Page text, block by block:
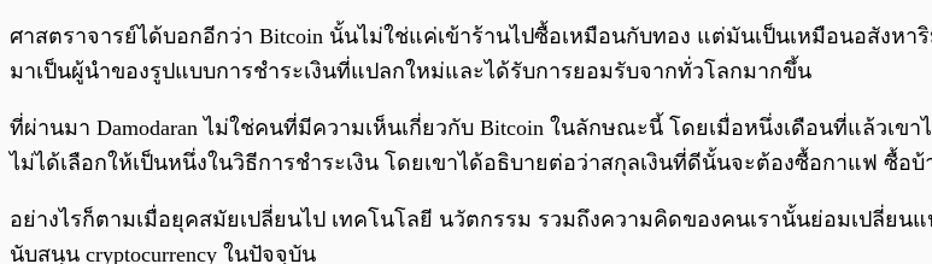
ศาสตราจารย์ได้บอกอีกว่า Bitcoin นั้นไม่ใช่แค่เข้าร้านไปซื้อเหมือนกับทอง แต่มันเป็นเหมือนอสังห
มาเป็นผู้นำของรูปแบบการชำระเงินที่แปลกใหม่และได้รับการยอมรับจากทั่วโลกมากขึ้น
ที่ผ่านมา Damodaran ไม่ใช่คนที่มีความเห็นเกี่ยวกับ Bitcoin ในลักษณะนี้ โดยเมื่อหนึ่งเดือนที่แล้วเข
ไม่ได้เลือกให้เป็นหนึ่งในวิธีการชำระเงิน โดยเขาได้อธิบายต่อว่าสกุลเงินที่ดีนั้นจะต้องซื้อกาแฟ ซื้อ
อย่างไรก็ตามเมื่อยุคสมัยเปลี่ยนไป เทคโนโลยี นวัตกรรม รวมถึงความคิดของคนเรานั้นย่อมเปลี่ยน
นับสนุน cryptocurrency ในปัจจุบัน